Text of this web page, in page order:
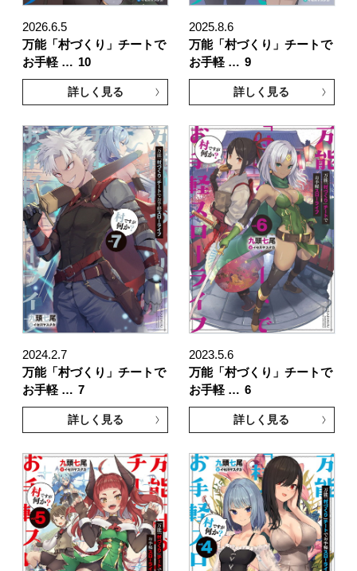
2026.6.5
万能「村づくり」チートで
お手軽 … 10
詳しく見る
2025.8.6
万能「村づくり」チートで
お手軽 … 9
詳しく見る
2024.2.7
万能「村づくり」チートで
お手軽 … 7
詳しく見る
2023.5.6
万能「村づくり」チートで
お手軽 … 6
詳しく見る